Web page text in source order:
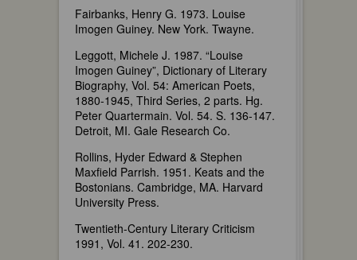
Fairbanks, Henry G. 1973. Louise
Imogen Guiney. New York. Twayne.
Leggott, Michele J. 1987. “Louise
Imogen Guiney”, Dictionary of Literary
Biography, Vol. 54: American Poets,
1880-1945, Third Series, 2 parts. Hg.
Peter Quartermain. Vol. 54. S. 136-147.
Detroit, MI. Gale Research Co.
Rollins, Hyder Edward & Stephen
Maxfield Parrish. 1951. Keats and the
Bostonians. Cambridge, MA. Harvard
University Press.
Twentieth-Century Literary Criticism
1991, Vol. 41. 202-230.